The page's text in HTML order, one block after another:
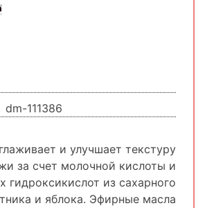
dm-111386
и улучшает текстуру
за счет молочной кислоты и
гидроксикислот из сахарного
и яблока. Эфирные масла